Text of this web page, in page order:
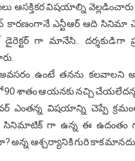
ఆసక్తికర విషయాల్ని
కారణంగానే ఎన్టీఆర్ ఆది సినిమా
డైరెక్టర్ గా మానేసి..
ఉంటే తనను కలవాలని
శాతం ఆయనకు నచ్చి చేయలేదన్న
ఎంతన్న విషయాన్ని చెప్పే
సినిమాటిక్ గా ఉన్న ఈ ఉదంతం
అన్న ఆశ్చర్యానికి గురి కాక